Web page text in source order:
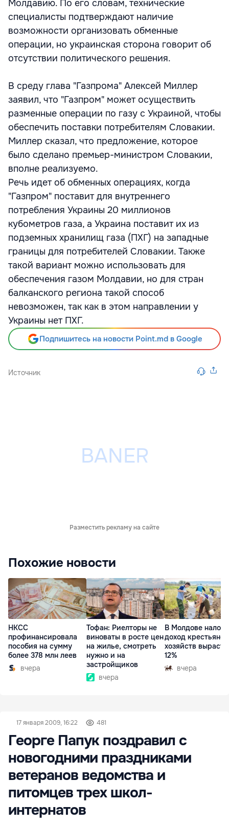
Молдавию. По его словам, технические
специалисты подтверждают наличие
возможности организовать обменные
операции, но украинская сторона говорит об
отсутствии политического решения.
В среду глава "Газпрома" Алексей Миллер
заявил, что "Газпром" может осуществить
разменные операции по газу с Украиной, чтобы
обеспечить поставки потребителям Словакии.
Миллер сказал, что предложение, которое
было сделано премьер-министром Словакии,
вполне реализуемо.
Речь идет об обменных операциях, когда
"Газпром" поставит для внутреннего
потребления Украины 20 миллионов
кубометров газа, а Украина поставит их из
подземных хранилищ газа (ПХГ) на западные
границы для потребителей Словакии. Также
такой вариант можно использовать для
обеспечения газом Молдавии, но для стран
балканского региона такой способ
невозможен, так как в этом направлении у
Украины нет ПХГ.
Подпишитесь на новости Point.md в Google
Источник
Разместить рекламу на сайте
Похожие новости
НКСС
профинансировала
пособия на сумму
более 378 млн леев
вчера
Тофан: Риелторы не
виноваты в росте цен
на жилье, смотреть
нужно и на
застройщиков
вчера
В Молдове налог
доход
хозяйств
12%
вчера
17 января 2009, 16:22 481
Георге Папук поздравил с
новогодними праздниками
ветеранов ведомства и
питомцев трех школ-
интернатов